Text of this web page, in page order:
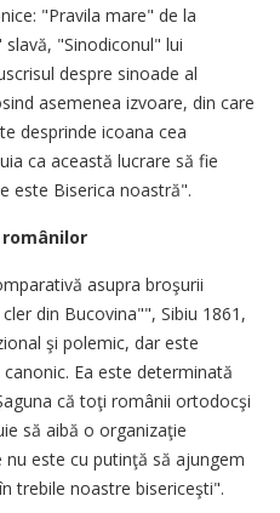
"Pravila mare" de la
"Sinodiconul" lui
despre sinoade al
asemenea izvoare, din care
desprinde icoana cea
ca această lucrare să fie
este Biserica noastră".
asupra broşurii
din Bucovina"", Sibiu 1861,
şi polemic, dar este
Ea este determinată
că toţi românii ortodocşi
să aibă o organizaţie
este cu putinţă să ajungem
trebile noastre bisericeşti".